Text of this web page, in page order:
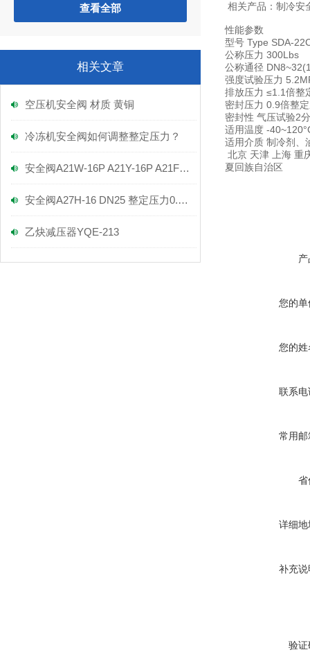
查看全部
相关文章
空压机安全阀 材质 黄铜
冷冻机安全阀如何调整整定压力？
安全阀A21W-16P A21Y-16P A21F-16P
安全阀A27H-16 DN25 整定压力0.3-0.7MPA
乙炔减压器YQE-213
相关产品：制冷安
性能参数
型号 Type SDA-
公称压力 300Lbs
公称通径
强度试验压力
排放压力 ≤1.1倍整
密封压力 0.9倍整
密封性 气压试验2
适用温度 -
适用介质 制冷剂、
北京 天津 上海 重
夏回族自治区
您的单
您的姓
联系电
常用邮
省
详细地
补充说
验证